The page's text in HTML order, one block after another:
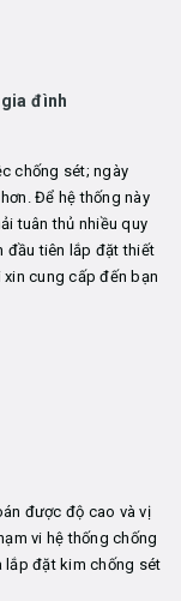
đình
chống sét; ngày
Để hệ thống này
tuân thủ nhiều quy
đầu tiên lắp đặt thiết
cung cấp đến bạn
được độ cao và vị
vi hệ thống chống
lắp đặt kim chống sét